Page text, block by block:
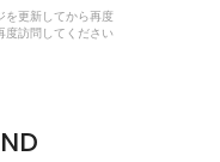
を更新してから再度
度訪問してください